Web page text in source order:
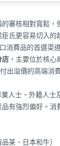
審核相對寬鬆
氏更容易切入的
消費品的首選渠
店 ，主要位於核
出溢價的高端消
人士、外籍人
有強烈偏好。
茶、日本和牛）